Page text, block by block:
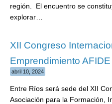
región. El encuentro se
explorar…
XII Congreso
Emprendimiento
abril 10, 2024
Entre Ríos será sede del XII
Asociación para la Formación,